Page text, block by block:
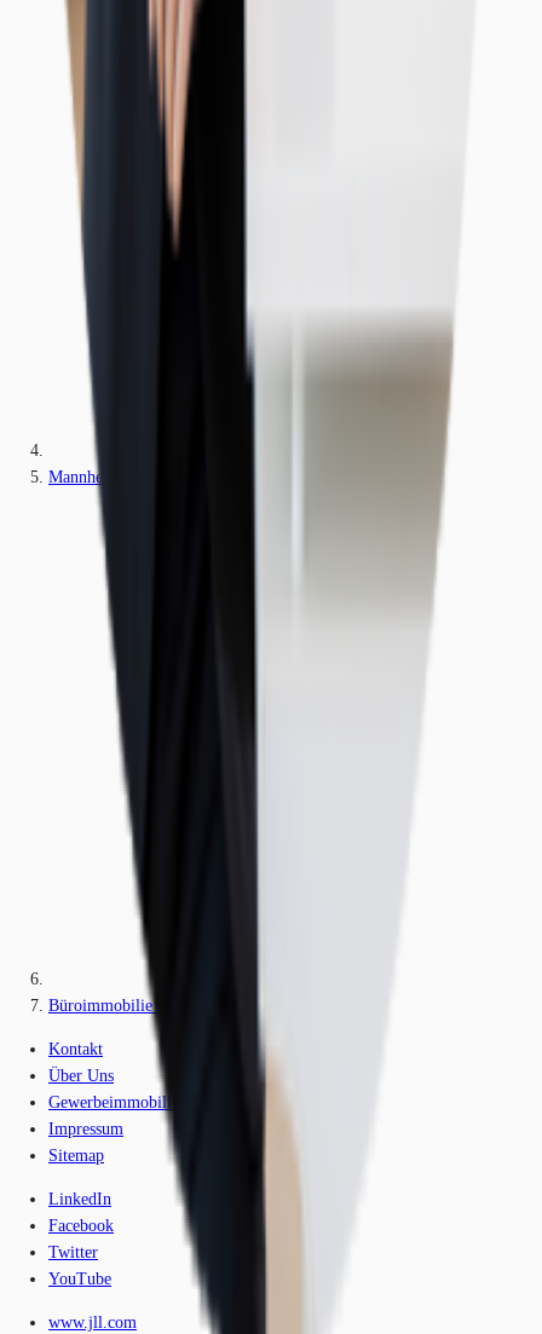
Mannheim
Büroimmobilie - Mannheim, Lindenhof - F2682
Kontakt
Über Uns
Gewerbeimmobilien-Lexikon
Impressum
Sitemap
LinkedIn
Facebook
Twitter
YouTube
www.jll.com